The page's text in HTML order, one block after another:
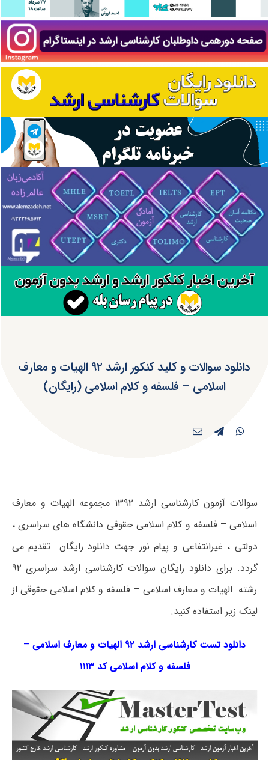
دانلود سوالات و کلید کنکور ارشد ۹۲ الهیات و معارف
اسلامی – فلسفه و کلام اسلامی (رایگان)
سوالات آزمون کارشناسی ارشد ۱۳۹۲ مجموعه الهیات و معارف
اسلامی – فلسفه و کلام اسلامی حقوقی دانشگاه های سراسری ،
دولتی ، غیرانتفاعی و پیام نور جهت دانلود رایگان تقدیم می
گردد. برای دانلود رایگان سوالات کارشناسی ارشد سراسری ۹۲
رشته الهیات و معارف اسلامی – فلسفه و کلام اسلامی حقوقی از
لینک زیر استفاده کنید.
دانلود تست کارشناسی ارشد ۹۲ الهیات و معارف اسلامی –
فلسفه و کلام اسلامی کد ۱۱۱۳